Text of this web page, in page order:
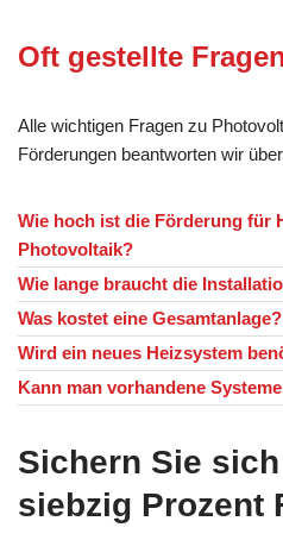
Oft gestellte
Alle wichtigen Fragen zu
Förderungen beantworten wir
Wie hoch ist die Förderung für
Photovoltaik?
Wie lange braucht die
Was kostet eine Gesamtanlage?
Wird ein neues Heizsystem
Kann man vorhandene
Sichern Sie
siebzig Prozent